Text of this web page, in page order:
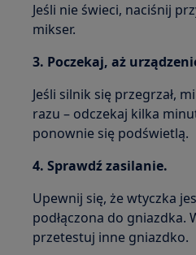
Jeśli nie świeci, naciśnij
mikser.
3. Poczekaj, aż
Jeśli silnik się przegrzał,
razu – odczekaj kilka
ponownie się podświetlą.
4. Sprawdź zasilanie.
Upewnij się, że wtyczka
podłączona do gniazdka.
przetestuj inne gniazdko.